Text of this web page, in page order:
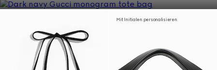
Mit Initialen personalisieren